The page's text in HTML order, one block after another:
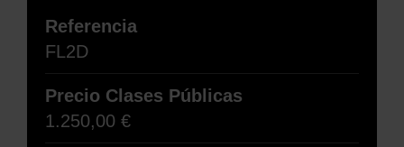
Referencia
FL2D
Precio Clases Públicas
1.250,00 €